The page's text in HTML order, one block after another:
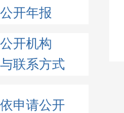
公开年报
公开机构
与联系方式
依申请公开